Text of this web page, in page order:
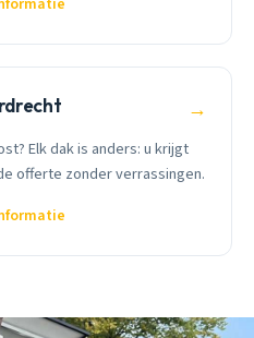
→
Elk dak is anders: u krijgt
offerte zonder verrassingen.